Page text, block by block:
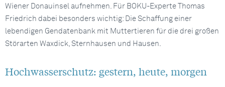
Wiener Donauinsel aufnehmen. Für BOKU-Experte Thomas
Friedrich dabei besonders wichtig: Die Schaffung einer
lebendigen Gendatenbank mit Muttertieren für die drei großen
Störarten Waxdick, Sternhausen und Hausen.
Hochwasserschutz: gestern, heute, morgen